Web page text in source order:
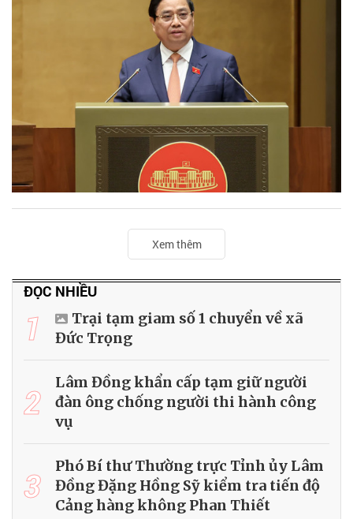
Xem thêm
ĐỌC NHIỀU
1
Trại tạm giam số 1 chuyển về xã
Đức Trọng
2
Lâm Đồng khẩn cấp tạm giữ người
đàn ông chống người thi hành công
vụ
3
Phó Bí thư Thường trực Tỉnh ủy Lâm
Đồng Đặng Hồng Sỹ kiểm tra tiến độ
Cảng hàng không Phan Thiết